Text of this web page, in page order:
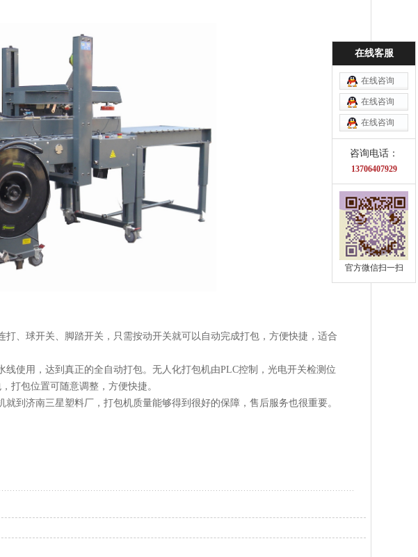
、球开关、脚踏开关，只需按动开关就可以自动完成打包，方便快捷，适合
使用，达到真正的全自动打包。无人化打包机由PLC控制，光电开关检测位
打包位置可随意调整，方便快捷。
到济南三星塑料厂，打包机质量能够得到很好的保障，售后服务也很重要。
在线客服
在线咨询
在线咨询
在线咨询
咨询电话：
13706407929
官方微信扫一扫